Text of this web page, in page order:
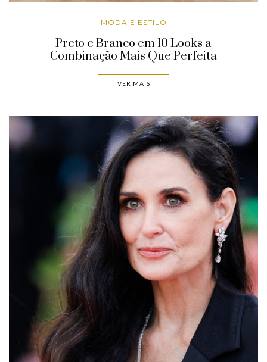
MODA E ESTILO
Preto e Branco em 10 Looks a
Combinação Mais Que Perfeita
VER MAIS